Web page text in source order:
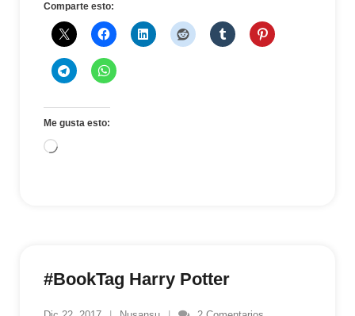
Comparte esto:
Me gusta esto:
Cargando...
#BookTag Harry Potter